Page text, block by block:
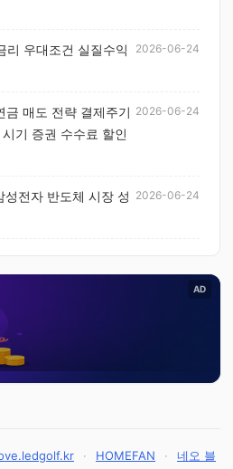
리 우대조건 실질수익
2026-06-24
금 매도 전략 결제주기
기 증권 수수료 할인
2026-06-24
전자 반도체 시장 성 2026-06-24
AD
· HOMEFAN ·
네오 블